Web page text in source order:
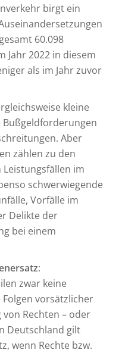
birgt ein
60.098
Jahr 2022 in diesem
als im Jahr zuvor
kleine
Bußgeldforderungen
Aber
zählen zu den
Leistungsfällen im
schwerwiegende
Vorfälle im
Delikte der
bei einem
:
zwar keine
vorsätzlicher
Rechten – oder
Deutschland gilt
wenn Rechte bzw.